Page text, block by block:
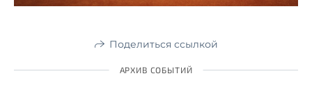
Поделиться ссылкой
АРХИВ СОБЫТИЙ